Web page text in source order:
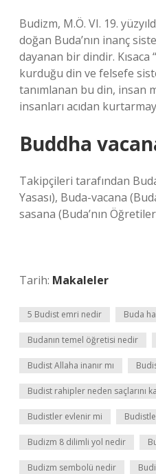
Budizm, M.Ö. VI. 19.
doğan Buda’nın inanç
dayanan bir dindir. Kısaca
kurduğu din ve felsefe
tanımlanan bu din, insan
insanları acıdan
Buddha
Takipçileri tarafından
Yasası), Buda-vacana
sasana (Buda’nın
Tarih: Makaleler
5 Budist emri nedir Buda
Budanın temel öğretisi nedir
Budist Allaha inanır mı
Budist rahipler neden saçlarını
Budistler evlenir mi
Budizm 8 dilimli yol nedir
Budizm sembolü nedir